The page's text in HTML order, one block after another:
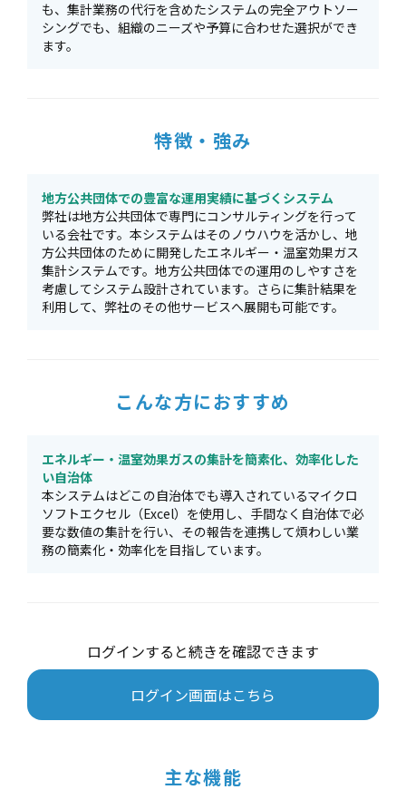
も、集計業務の代行を含めたシステムの完全アウトソー
シングでも、組織のニーズや予算に合わせた選択ができ
ます。
特徴・強み
地方公共団体での豊富な運用実績に基づくシステム
弊社は地方公共団体で専門にコンサルティングを行って
いる会社です。本システムはそのノウハウを活かし、地
方公共団体のために開発したエネルギー・温室効果ガス
集計システムです。地方公共団体での運用のしやすさを
考慮してシステム設計されています。さらに集計結果を
利用して、弊社のその他サービスへ展開も可能です。
こんな方におすすめ
エネルギー・温室効果ガスの集計を簡素化、効率化した
い自治体
本システムはどこの自治体でも導入されているマイクロ
ソフトエクセル（Excel）を使用し、手間なく自治体で必
要な数値の集計を行い、その報告を連携して煩わしい業
務の簡素化・効率化を目指しています。
ログインすると続きを確認できます
ログイン画面はこちら
主な機能